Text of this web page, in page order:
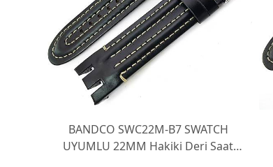
BANDCO SWC22M-B7 SWATCH
UYUMLU 22MM Hakiki Deri Saat